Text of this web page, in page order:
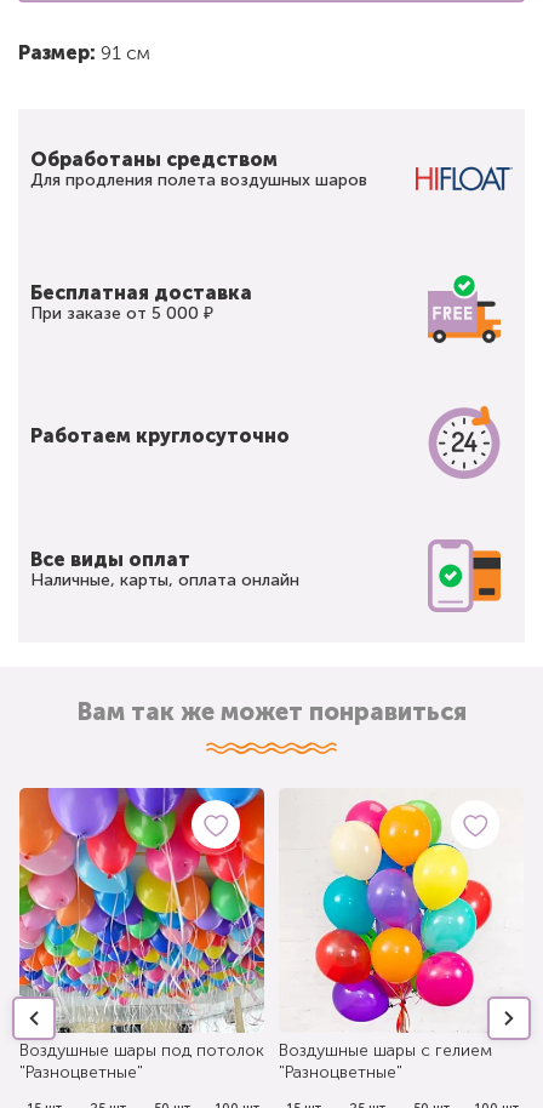
Размер: 91 см
Обработаны средством
Для продления полета воздушных шаров
Бесплатная доставка
При заказе от 5 000 ₽
Работаем круглосуточно
Все виды оплат
Наличные, карты, оплата онлайн
Вам так же может понравиться
Воздушные шары под потолок
"Разноцветные"
Воздушные шары с гелием
"Разноцветные"